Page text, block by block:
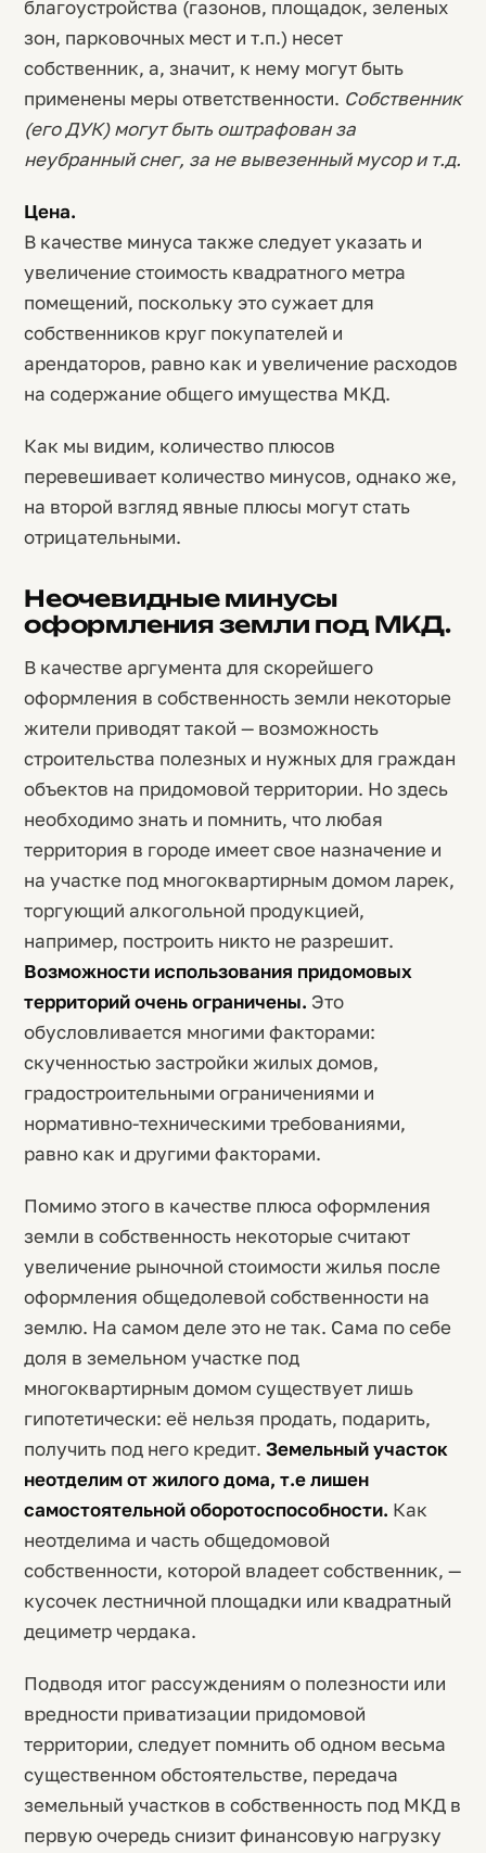
благоустройства (газонов, площадок, зеленых
зон, парковочных мест и т.п.) несет
собственник, а, значит, к нему могут быть
применены меры ответственности. Собственник
(его ДУК) могут быть оштрафован за
неубранный снег, за не вывезенный мусор и т.д.
Цена.
В качестве минуса также следует указать и
увеличение стоимость квадратного метра
помещений, поскольку это сужает для
собственников круг покупателей и
арендаторов, равно как и увеличение расходов
на содержание общего имущества МКД.
Как мы видим, количество плюсов
перевешивает количество минусов, однако же,
на второй взгляд явные плюсы могут стать
отрицательными.
Неочевидные минусы
оформления земли под МКД.
В качестве аргумента для скорейшего
оформления в собственность земли некоторые
жители приводят такой — возможность
строительства полезных и нужных для граждан
объектов на придомовой территории. Но здесь
необходимо знать и помнить, что любая
территория в городе имеет свое назначение и
на участке под многоквартирным домом ларек,
торгующий алкогольной продукцией,
например, построить никто не разрешит.
Возможности использования придомовых
территорий очень ограничены. Это
обусловливается многими факторами:
скученностью застройки жилых домов,
градостроительными ограничениями и
нормативно-техническими требованиями,
равно как и другими факторами.
Помимо этого в качестве плюса оформления
земли в собственность некоторые считают
увеличение рыночной стоимости жилья после
оформления общедолевой собственности на
землю. На самом деле это не так. Сама по себе
доля в земельном участке под
многоквартирным домом существует лишь
гипотетически: её нельзя продать, подарить,
получить под него кредит. Земельный участок
неотделим от жилого дома, т.е лишен
самостоятельной оборотоспособности. Как
неотделима и часть общедомовой
собственности, которой владеет собственник, —
кусочек лестничной площадки или квадратный
дециметр чердака.
Подводя итог рассуждениям о полезности или
вредности приватизации придомовой
территории, следует помнить об одном весьма
существенном обстоятельстве, передача
земельный участков в собственность под МКД в
первую очередь снизит финансовую нагрузку